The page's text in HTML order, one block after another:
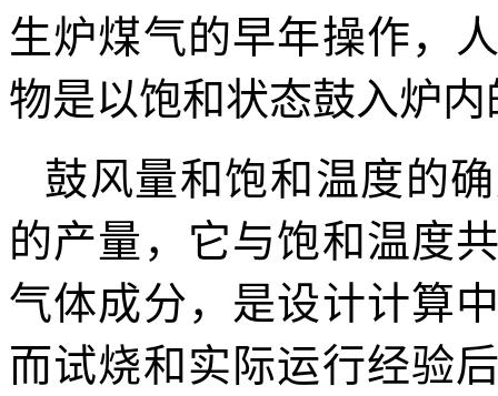
生炉煤气的早年操作，
物是以饱和状态鼓入炉内
鼓风量和饱和温度的
的产量，它与饱和温度
气体成分，是设计计算
而试烧和实际运行经验